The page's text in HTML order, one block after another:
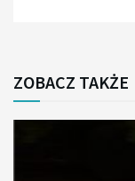
ZOBACZ TAKŻE